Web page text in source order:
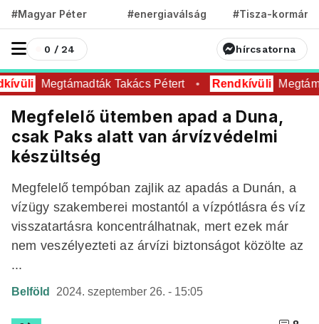
#Magyar Péter #energiaválság #Tisza-kormány
0 / 24 hírcsatorna
Megtámadták Takács Pétert Rendkívüli
Megfelelő ütemben apad a Duna,
csak Paks alatt van árvízvédelmi
készültség
Megfelelő tempóban zajlik az apadás a Dunán, a
vízügy szakemberei mostantól a vízpótlásra és víz
visszatartásra koncentrálhatnak, mert ezek már
nem veszélyezteti az árvízi biztonságot közölte az
...
Belföld 2024. szeptember 26. - 15:05